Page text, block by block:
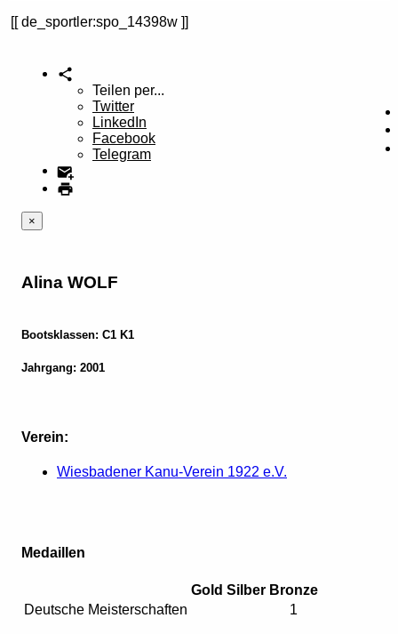
de_sportler:spo_14398w
Teilen per...
Twitter
LinkedIn
Facebook
Telegram
×
Alina WOLF
Bootsklassen: C1 K1
Jahrgang: 2001
Verein:
Wiesbadener Kanu-Verein 1922 e.V.
Medaillen
Gold Silber Bronze
Deutsche Meisterschaften
1